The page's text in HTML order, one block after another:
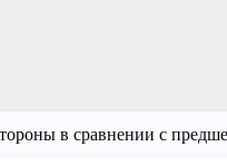
в сравнении с